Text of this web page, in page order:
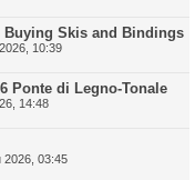
Skis and Bindings
10:39
Ponte di Legno-Tonale
14:48
2026, 03:45